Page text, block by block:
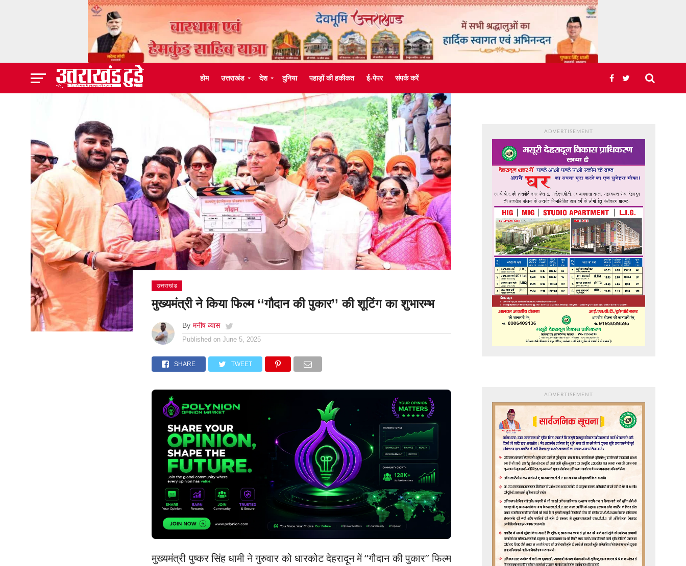
होम उत्तराखंड देश दुनिया पहाड़ों की हकीकत ई-पेपर संपर्क करें
उत्तराखंड
मुख्यमंत्री ने किया फिल्म ‘‘गौदान की पुकार’’ की शूटिंग का शुभारम्भ
By मनीष व्यास
Published on June 5, 2025
SHARE TWEET
मुख्यमंत्री पुष्कर सिंह धामी ने गुरुवार को धारकोट देहरादून में ‘‘गौदान की पुकार’’ फिल्म
ADVERTISEMENT
ADVERTISEMENT